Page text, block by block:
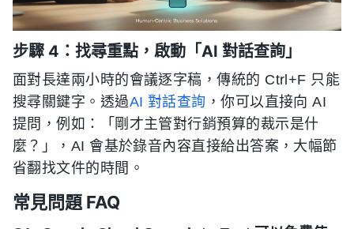
步驟 4：找尋重點，啟動「AI 對話查詢」
面對長達兩小時的會議逐字稿，傳統的 Ctrl+F 只能
搜尋關鍵字。透過AI 對話查詢 ，你可以直接向 AI
提問，例如：「剛才主管對行銷預算的裁示是什
麼？」，AI 會基於錄音內容直接給出答案，大幅節
省翻找文件的時間。
常見問題 FAQ